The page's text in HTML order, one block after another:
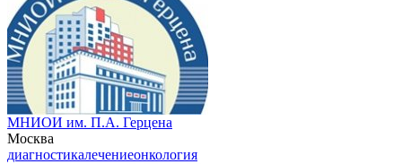
МНИОИ им. П.А. Герцена
Москва
диагностикалечениеонкология